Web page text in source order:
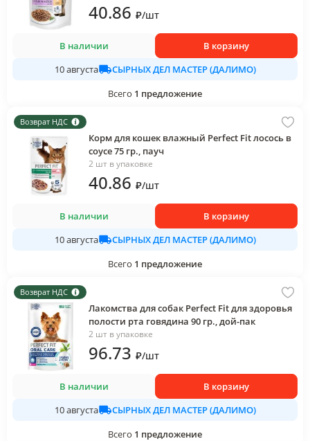
40.86 ₽/шт
В наличии
В корзину
10 августа
СЫРНЫХ ДЕЛ МАСТЕР (ДАЛИМО)
Всего 1 предложение
Возврат НДС
Корм для кошек влажный Perfect Fit лосось в
соусе 75 гр., пауч
2 шт в упаковке
40.86 ₽/шт
В наличии
В корзину
10 августа
СЫРНЫХ ДЕЛ МАСТЕР (ДАЛИМО)
Всего 1 предложение
Возврат НДС
Лакомства для собак Perfect Fit для здоровья
полости рта говядина 90 гр., дой-пак
2 шт в упаковке
96.73 ₽/шт
В наличии
В корзину
10 августа
СЫРНЫХ ДЕЛ МАСТЕР (ДАЛИМО)
Всего 1 предложение